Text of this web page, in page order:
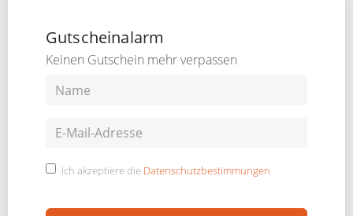
Gutscheinalarm
Keinen Gutschein mehr verpassen
Ich akzeptiere die Datenschutzbestimmungen